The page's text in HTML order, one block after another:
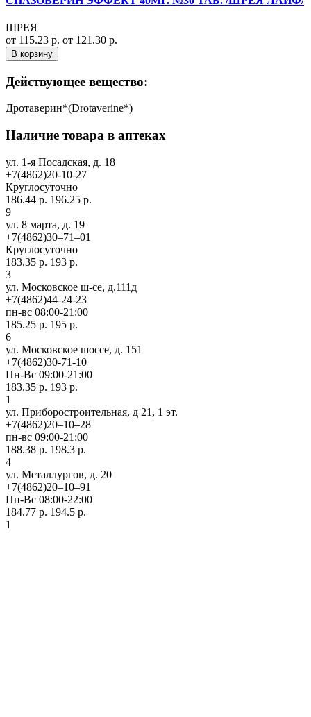
ШРЕЯ
от 115.23 р. от 121.30 р.
В корзину
Действующее вещество:
Дротаверин*(Drotaverine*)
Наличие товара в аптеках
ул. 1-я Посадская, д. 18
+7(4862)20-10-27
Круглосуточно
186.44 р. 196.25 р.
9
ул. 8 марта, д. 19
+7(4862)30‒71‒01
Круглосуточно
183.35 р. 193 р.
3
ул. Московское ш-се, д.111д
+7(4862)44-24-23
пн-вс 08:00-21:00
185.25 р. 195 р.
6
ул. Московское шоссе, д. 151
+7(4862)30-71-10
Пн-Вс 09:00-21:00
183.35 р. 193 р.
1
ул. Приборостроительная, д 21, 1 эт.
+7(4862)20‒10‒28
пн-вс 09:00-21:00
188.38 р. 198.3 р.
4
ул. ​Металлургов, д. 20
+7(4862)20‒10‒91
Пн-Вс 08:00-22:00
184.77 р. 194.5 р.
1